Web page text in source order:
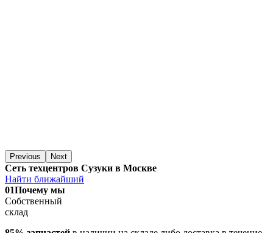
Previous Next
Сеть техцентров Сузуки в Москве
Найти ближайший
01Почему мы
Собственный
склад